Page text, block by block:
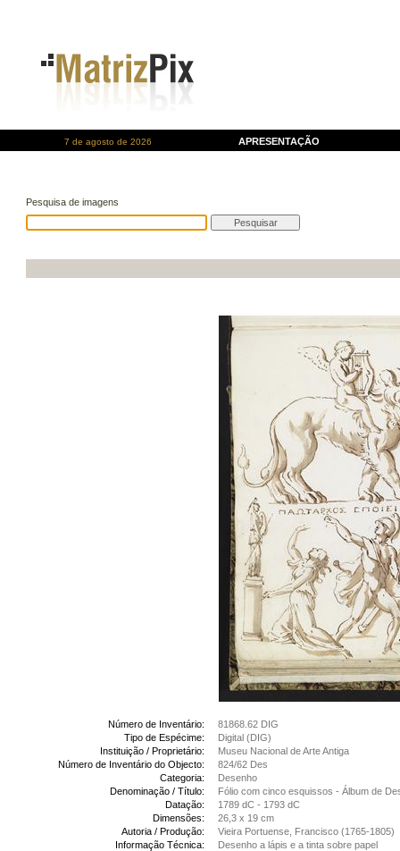
7 de agosto de 2026 APRESENTAÇÃO
Pesquisa de imagens
Número de Inventário:
81868.62 DIG
Tipo de Espécime:
Digital (DIG)
Instituição / Proprietário:
Museu Nacional de Arte Antiga
Número de Inventário do Objecto:
824/62 Des
Categoria:
Desenho
Denominação / Título:
Fólio com cinco esquissos - Álbum de
Datação:
1789 dC - 1793 dC
Dimensões:
26,3 x 19 cm
Autoria / Produção:
Vieira Portuense, Francisco (1765-1805)
Informação Técnica:
Desenho a lápis e a tinta sobre papel